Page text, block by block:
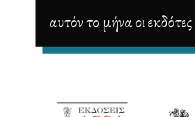
αυτόν το μήνα οι